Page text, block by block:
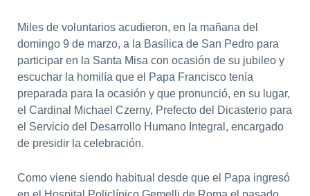
Miles de voluntarios acudieron, en la mañana del
domingo 9 de marzo, a la Basílica de San Pedro para
participar en la Santa Misa con ocasión de su jubileo y
escuchar la homilía que el Papa Francisco tenía
preparada para la ocasión y que pronunció, en su lugar,
el Cardinal Michael Czerny, Prefecto del Dicasterio para
el Servicio del Desarrollo Humano Integral, encargado
de presidir la celebración.
Como viene siendo habitual desde que el Papa ingresó